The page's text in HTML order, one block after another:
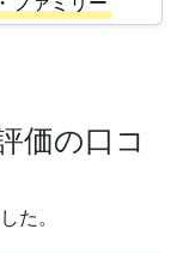
価の口コ
た。